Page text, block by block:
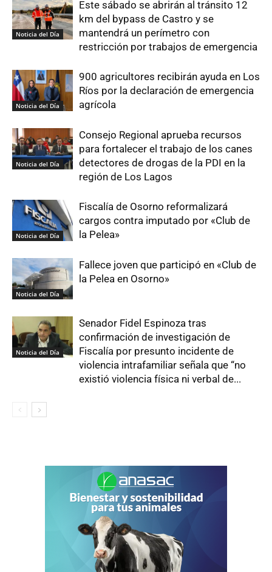
Noticia del Día
Este sábado se abrirán al tránsito 12
km del bypass de Castro y se
mantendrá un perímetro con
restricción por trabajos de emergencia
Noticia del Día
900 agricultores recibirán ayuda en Los
Ríos por la declaración de emergencia
agrícola
Noticia del Día
Consejo Regional aprueba recursos
para fortalecer el trabajo de los canes
detectores de drogas de la PDI en la
región de Los Lagos
Noticia del Día
Fiscalía de Osorno reformalizará
cargos contra imputado por «Club de
la Pelea»
Noticia del Día
Fallece joven que participó en «Club de
la Pelea en Osorno»
Noticia del Día
Senador Fidel Espinoza tras
confirmación de investigación de
Fiscalía por presunto incidente de
violencia intrafamiliar señala que “no
existió violencia física ni verbal de...